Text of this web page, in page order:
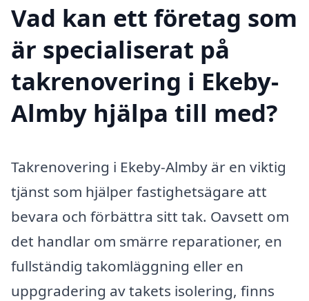
Vad kan ett företag som
är specialiserat på
takrenovering i Ekeby-
Almby hjälpa till med?
Takrenovering i Ekeby-Almby är en viktig
tjänst som hjälper fastighetsägare att
bevara och förbättra sitt tak. Oavsett om
det handlar om smärre reparationer, en
fullständig takomläggning eller en
uppgradering av takets isolering, finns